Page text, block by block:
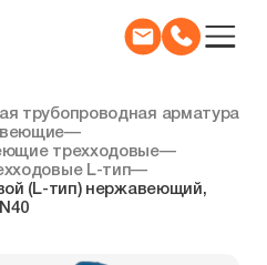
трубопроводная арматура
—
трехходовые—
L-тип—
(L-тип) нержавеющий,